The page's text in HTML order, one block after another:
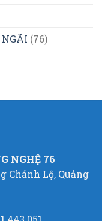
(76)
NGHỆ 76
Chánh Lộ, Quảng